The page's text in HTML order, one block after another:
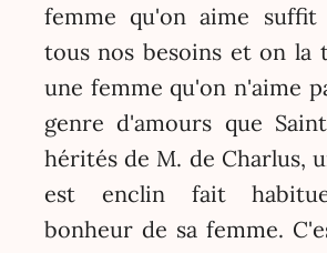
femme qu'on aime suffit
tous nos besoins et on la
une femme qu'on n'aime
genre d'amours que
hérités de M. de Charlus,
est enclin fait
bonheur de sa femme.